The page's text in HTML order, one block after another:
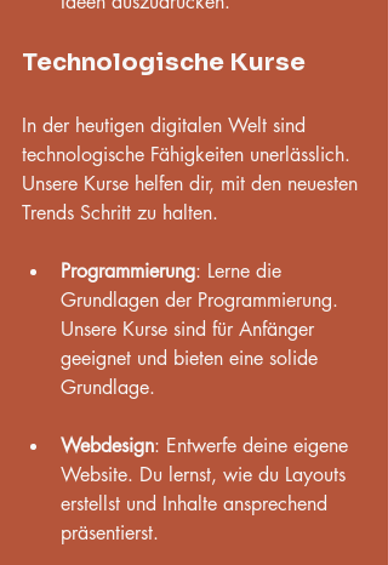
Technologische Kurse
In der heutigen digitalen Welt sind
technologische Fähigkeiten unerlässlich.
Unsere Kurse helfen dir, mit den neuesten
Trends Schritt zu halten.
Programmierung: Lerne die
Grundlagen der Programmierung.
Unsere Kurse sind für Anfänger
geeignet und bieten eine solide
Grundlage.
Webdesign: Entwerfe deine eigene
Website. Du lernst, wie du Layouts
erstellst und Inhalte ansprechend
präsentierst.